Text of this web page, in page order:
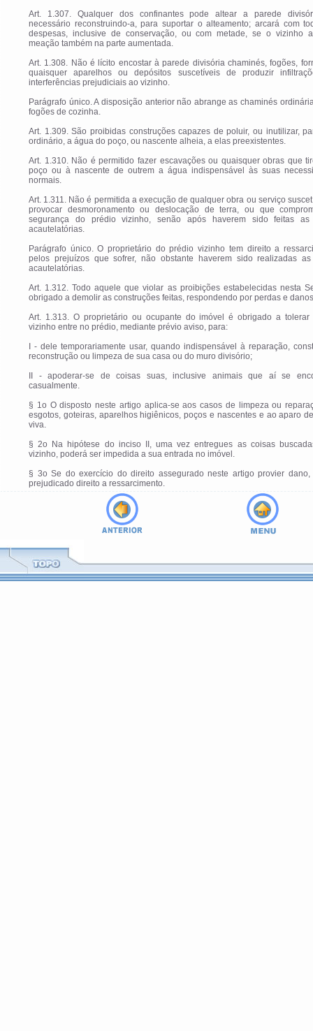
Art. 1.307. Qualquer dos confinantes pode altear a parede
necessário reconstruindo-a, para suportar o alteamento; arcará com
despesas, inclusive de conservação, ou com metade, se o vizinho
meação também na parte aumentada.
Art. 1.308. Não é lícito encostar à parede divisória chaminés, fogões,
quaisquer aparelhos ou depósitos suscetíveis de produzir
interferências prejudiciais ao vizinho.
Parágrafo único. A disposição anterior não abrange as chaminés
fogões de cozinha.
Art. 1.309. São proibidas construções capazes de poluir, ou inutilizar,
ordinário, a água do poço, ou nascente alheia, a elas preexistentes.
Art. 1.310. Não é permitido fazer escavações ou quaisquer obras que
poço ou à nascente de outrem a água indispensável às suas
normais.
Art. 1.311. Não é permitida a execução de qualquer obra ou serviço
provocar desmoronamento ou deslocação de terra, ou que
segurança do prédio vizinho, senão após haverem sido feitas as
acautelatórias.
Parágrafo único. O proprietário do prédio vizinho tem direito a
pelos prejuízos que sofrer, não obstante haverem sido realizadas
acautelatórias.
Art. 1.312. Todo aquele que violar as proibições estabelecidas nesta
obrigado a demolir as construções feitas, respondendo por perdas e
Art. 1.313. O proprietário ou ocupante do imóvel é obrigado a
vizinho entre no prédio, mediante prévio aviso, para:
I - dele temporariamente usar, quando indispensável à reparação,
reconstrução ou limpeza de sua casa ou do muro divisório;
II - apoderar-se de coisas suas, inclusive animais que aí se
casualmente.
§ 1o O disposto neste artigo aplica-se aos casos de limpeza ou
esgotos, goteiras, aparelhos higiênicos, poços e nascentes e ao aparo
viva.
§ 2o Na hipótese do inciso II, uma vez entregues as coisas
vizinho, poderá ser impedida a sua entrada no imóvel.
§ 3o Se do exercício do direito assegurado neste artigo provier
prejudicado direito a ressarcimento.